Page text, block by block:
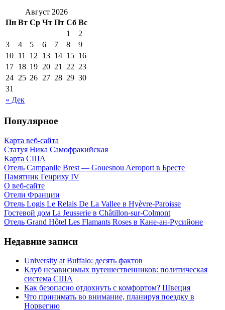
Август 2026
Пн Вт Ср Чт Пт Сб Вс
« Дек
1
2
3
4 5 6 7 8
9
10 11 12 13 14 15 16
17 18 19 20 21 22 23
24 25 26 27 28 29 30
31
Популярное
Карта веб-сайта
Статуя Ника Самофракийская
Карта США
Отель Campanile Brest — Gouesnou Aeroport в Бресте
Памятник Генриху IV
О веб-сайте
Отели Франции
Отель Logis Le Relais De La Vallee в Hyèvre-Paroisse
Гостевой дом La Jeusserie в Châtillon-sur-Colmont
Отель Grand Hôtel Les Flamants Roses в Кане-ан-Русийоне
Недавние записи
University at Buffalo: десять фактов
Клуб независимых путешественников: политическая
система США
Как безопасно отдохнуть с комфортом? Швеция
Что принимать во внимание, планируя поездку в
Норвегию